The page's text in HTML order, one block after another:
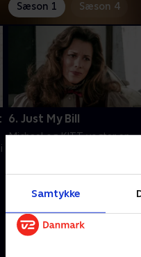
Samtykke
Sæson 1 Sæson 4
6. Just My Bill
Michael og KITT vogter en
nogle farlige fjender.
8. oktober 2023 • 46 min